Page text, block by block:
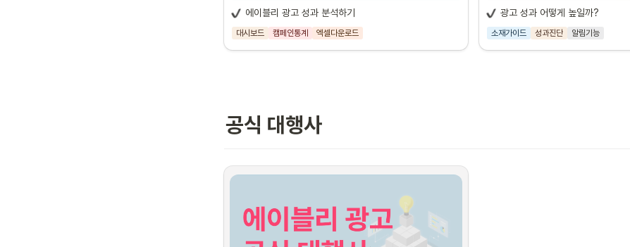
에이블리 광고 성과 분석하기
대시보드 캠페인통계 엑셀다운로드 광고 성과 UP 노하우 5가지
광고 성과 어떻게 높일까?
소재가이드 성과진단 알림기능
공식 대행사